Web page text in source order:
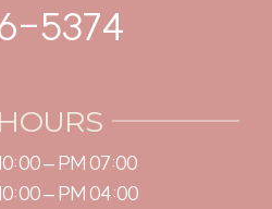
5374
– PM 07:00
– PM 04:00